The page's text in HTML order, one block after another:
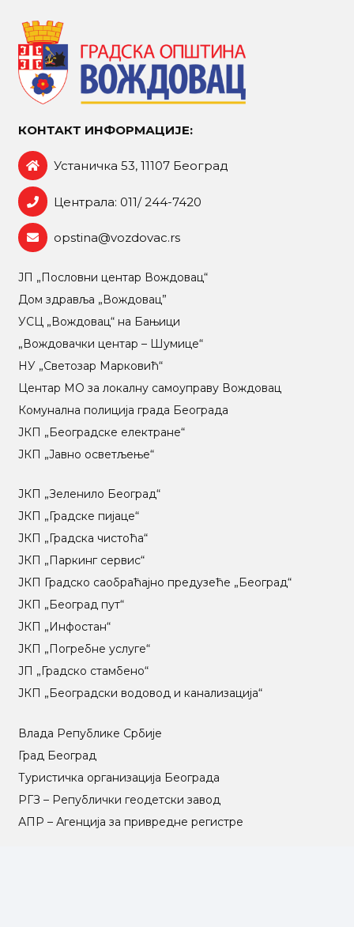
КОНТАКТ ИНФОРМАЦИЈЕ:
Устаничка 53, 11107 Београд
Централа: 011/ 244-7420
opstina@vozdovac.rs
ЈП „Пословни центар Вождовац“
Дом здравља „Вождовац”
УСЦ „Вождовац“ на Бањици
„Вождовачки центар – Шумице“
НУ „Светозар Марковић“
Центар МO за локалну самоуправу Вождовац
Комунална полиција града Београда
ЈКП „Београдске електране“
ЈКП „Јавно осветљење“
ЈКП „Зеленило Београд“
ЈКП „Градске пијаце“
ЈКП „Градска чистоћа“
ЈКП „Паркинг сервис“
ЈКП Градско саобраћајно предузеће „Београд“
ЈКП „Београд пут“
ЈКП „Инфостан“
ЈКП „Погребне услуге“
ЈП „Градско стамбено“
ЈКП „Београдски водовод и канализација“
Влада Републике Србије
Град Београд
Туристичка организација Београда
РГЗ – Републички геодетски завод
АПР – Агенција за привредне регистре